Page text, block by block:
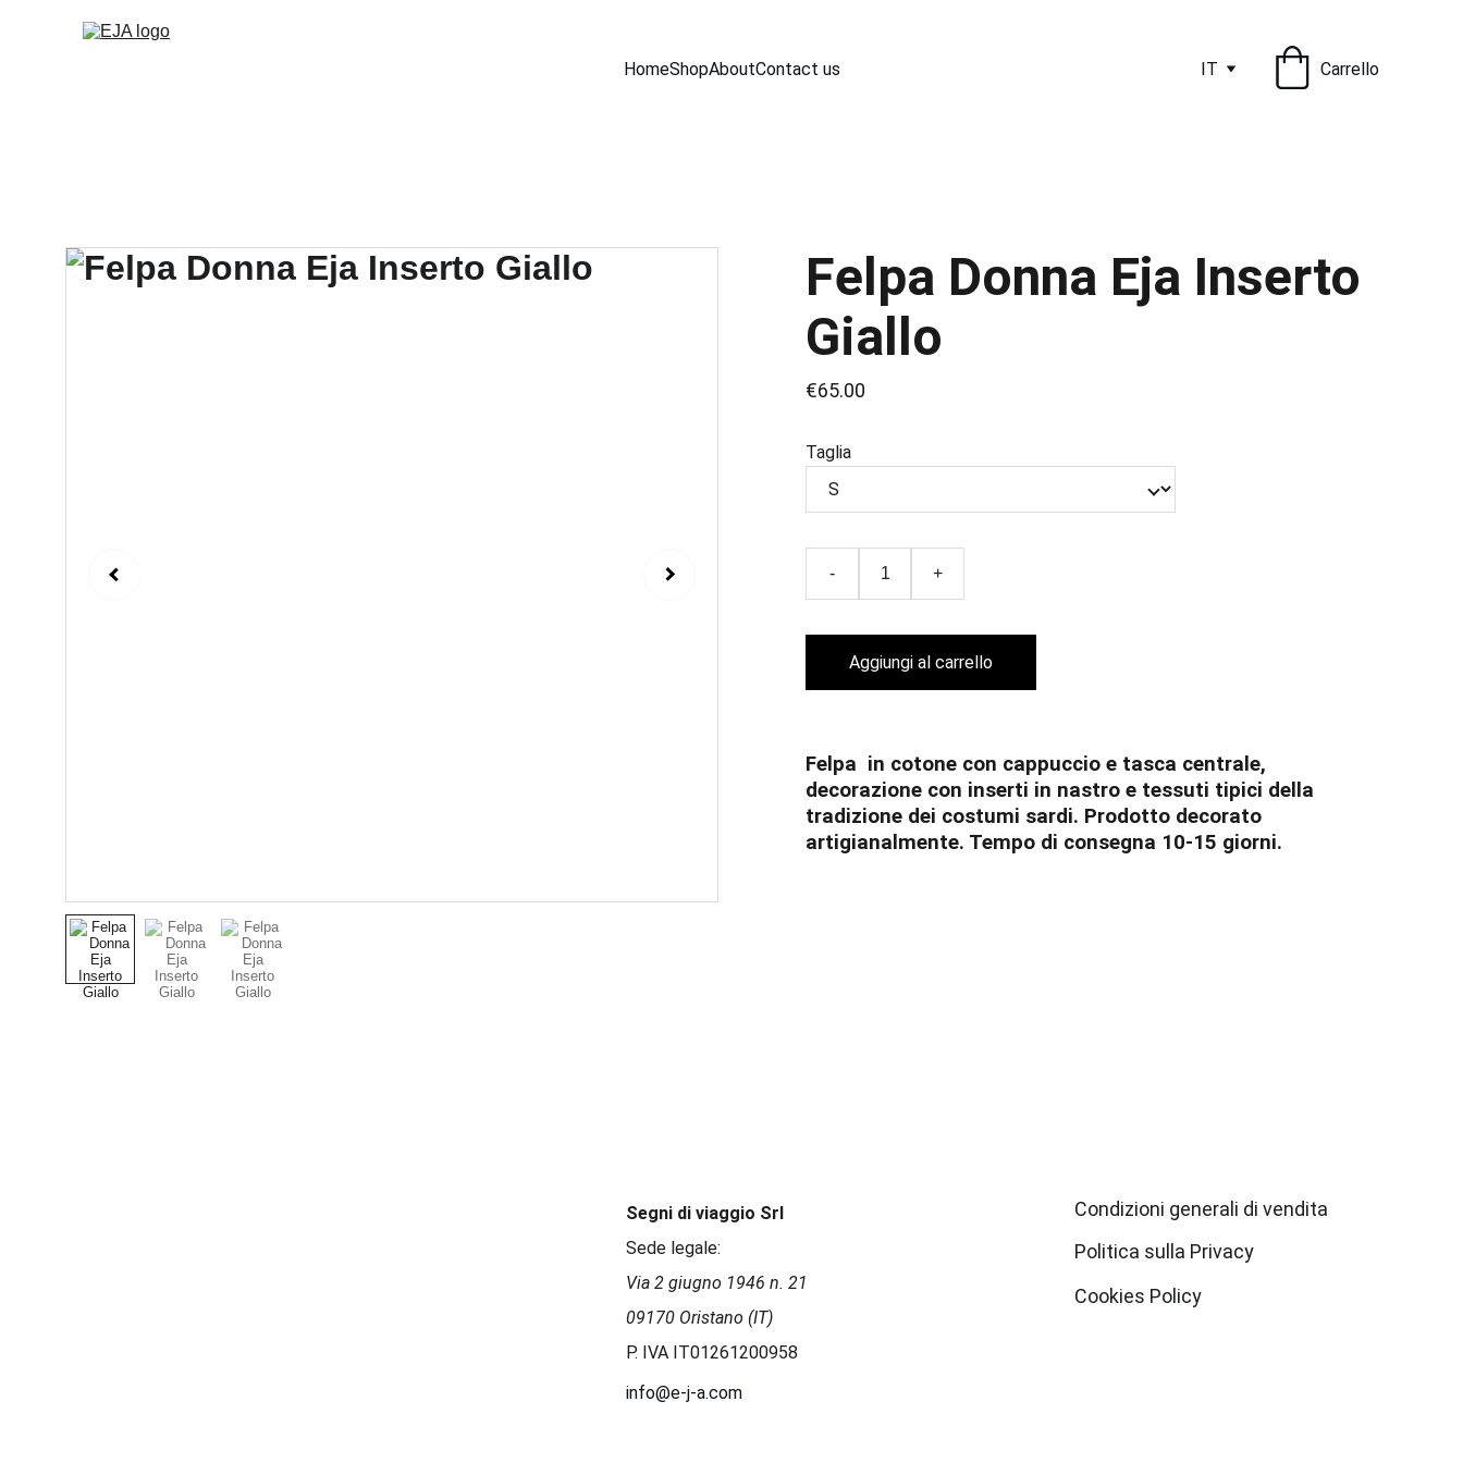
HomeShopAboutContact us IT Carrello
Felpa Donna Eja Inserto
Giallo
€65.00
Taglia
- +
Aggiungi al carrello
Felpa in cotone con cappuccio e tasca centrale,
decorazione con inserti in nastro e tessuti tipici della
tradizione dei costumi sardi. Prodotto decorato
artigianalmente. Tempo di consegna 10-15 giorni.
Segni di viaggio Srl
Sede legale:
Via 2 giugno 1946 n. 21
09170 Oristano (IT)
P. IVA IT01261200958
info@e-j-a.com
Politica sulla Privacy
Condizioni generali di vendita
Cookies Policy